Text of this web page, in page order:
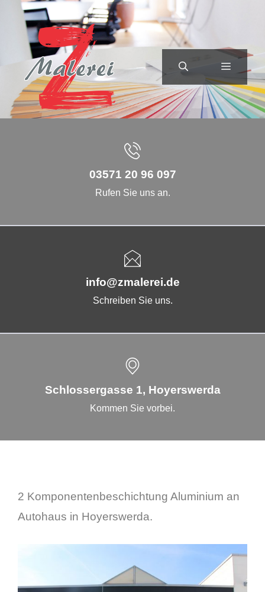
Zum
Inhalt
springen
MENÜ
03571 20 96 097
Rufen Sie uns an.
info@zmalerei.de
Schreiben Sie uns.
Schlossergasse 1, Hoyerswerda
Kommen Sie vorbei.
2 Komponentenbeschichtung Aluminium an
Autohaus in Hoyerswerda.